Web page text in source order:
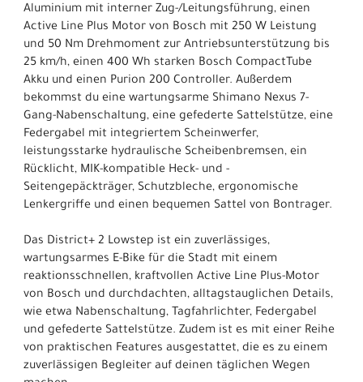
Aluminium mit interner Zug-/Leitungsführung, einen
Active Line Plus Motor von Bosch mit 250 W Leistung
und 50 Nm Drehmoment zur Antriebsunterstützung bis
25 km/h, einen 400 Wh starken Bosch CompactTube
Akku und einen Purion 200 Controller. Außerdem
bekommst du eine wartungsarme Shimano Nexus 7-
Gang-Nabenschaltung, eine gefederte Sattelstütze, eine
Federgabel mit integriertem Scheinwerfer,
leistungsstarke hydraulische Scheibenbremsen, ein
Rücklicht, MIK-kompatible Heck- und -
Seitengepäckträger, Schutzbleche, ergonomische
Lenkergriffe und einen bequemen Sattel von Bontrager.
Das District+ 2 Lowstep ist ein zuverlässiges,
wartungsarmes E-Bike für die Stadt mit einem
reaktionsschnellen, kraftvollen Active Line Plus-Motor
von Bosch und durchdachten, alltagstauglichen Details,
wie etwa Nabenschaltung, Tagfahrlichter, Federgabel
und gefederte Sattelstütze. Zudem ist es mit einer Reihe
von praktischen Features ausgestattet, die es zu einem
zuverlässigen Begleiter auf deinen täglichen Wegen